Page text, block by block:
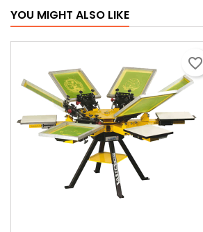
YOU MIGHT ALSO LIKE
favorite_border